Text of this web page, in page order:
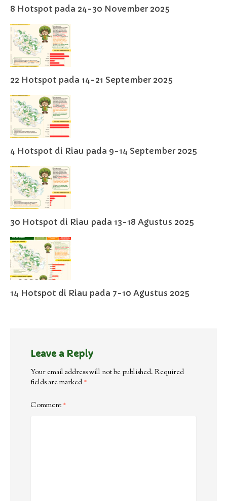
8 Hotspot pada 24-30 November 2025
22 Hotspot pada 14-21 September 2025
4 Hotspot di Riau pada 9-14 September 2025
30 Hotspot di Riau pada 13-18 Agustus 2025
14 Hotspot di Riau pada 7-10 Agustus 2025
Leave a Reply
Your email address will not be published. Required
fields are marked *
Comment*